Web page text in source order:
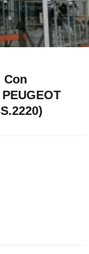
Con